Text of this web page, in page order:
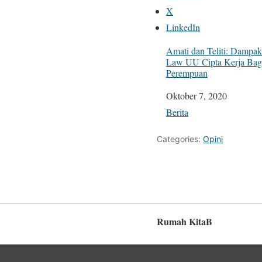
X
LinkedIn
Amati dan Teliti:
Law UU Cipta Kerja
Perempuan
Tanggal
Oktober 7, 2020
Sehubungan dengan
Berita
Categories: Opini
Rumah KitaB